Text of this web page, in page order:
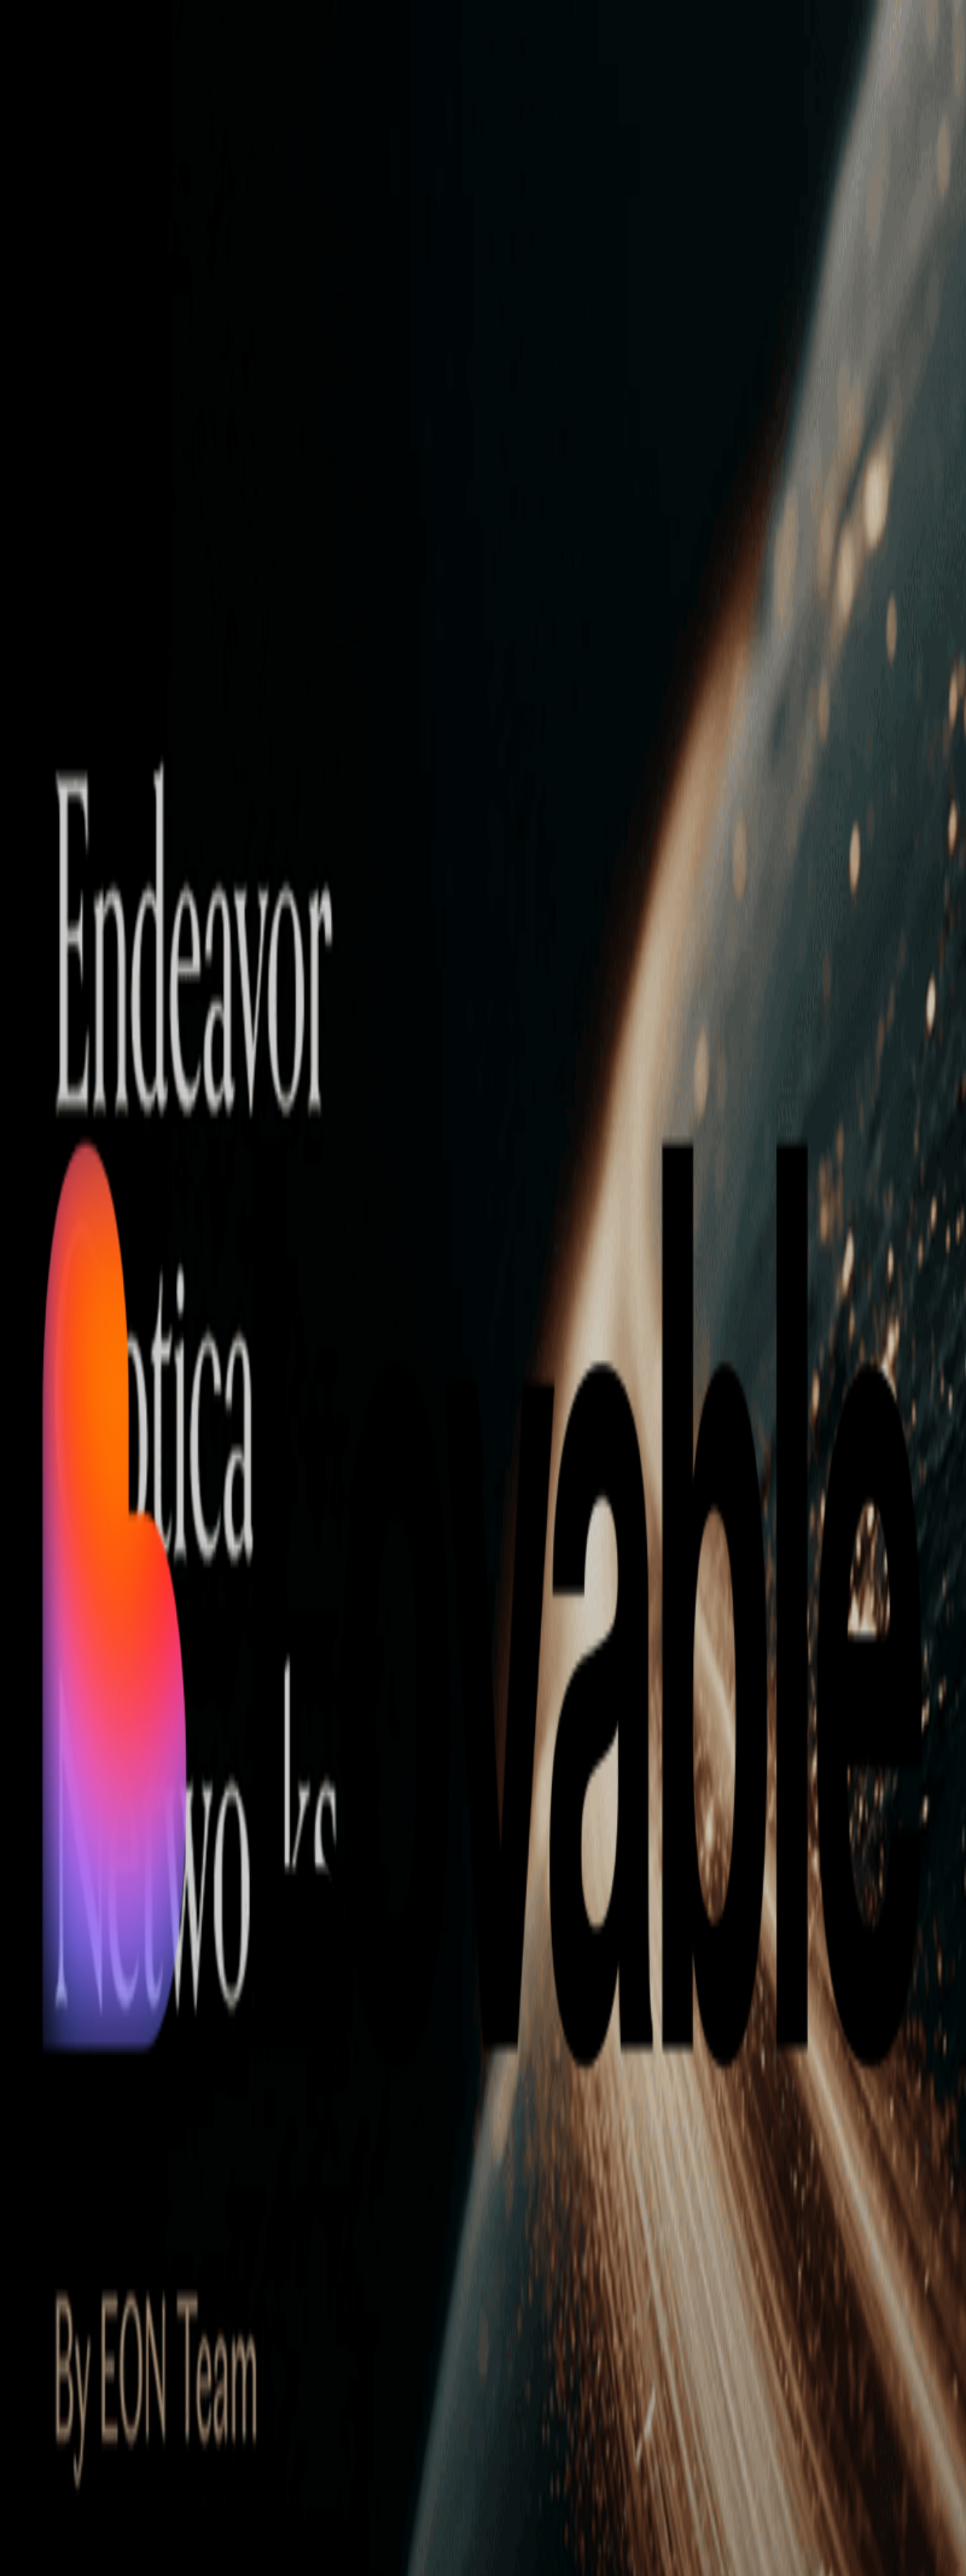
Who we are
AT PARTNERSが提供するファンド・オブ・ファンズを活用した
オープンイノベーション活動のフロー
詳しく見る
AT PARTNERS3つの強み
Startup Database